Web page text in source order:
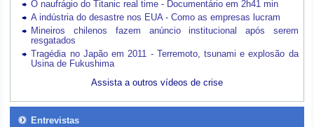
O naufrágio do Titanic real time - Documentário em 2h41 min
A indústria do desastre nos EUA - Como as empresas lucram
Mineiros chilenos fazem anúncio institucional após serem
resgatados
Tragédia no Japão em 2011 - Terremoto, tsunami e explosão da
Usina de Fukushima
Assista a outros vídeos de crise
Entrevistas